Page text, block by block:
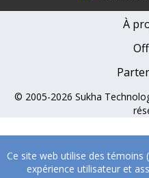
Ce site web utilise des
expérience utilisateur et
À
Nos
© 2005-2026 Sukha